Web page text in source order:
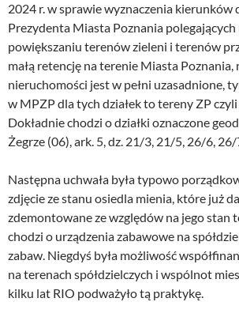
2024 r. w sprawie wyznaczenia kierunków
Prezydenta Miasta Poznania polegających
powiększaniu terenów zieleni i terenów
małą retencję na terenie Miasta Poznania,
nieruchomości jest w pełni uzasadnione,
w MPZP dla tych działek to tereny ZP
Dokładnie chodzi o działki oznaczone
Żegrze (06), ark. 5, dz. 21/3, 21/5, 26/6,
Następna uchwała była typowo
zdjęcie ze stanu osiedla mienia, które już
zdemontowane ze względów na jego stan
chodzi o urządzenia zabawowe na
zabaw. Niegdyś była możliwość
na terenach spółdzielczych i wspólnot
kilku lat RIO podważyło tą praktykę.